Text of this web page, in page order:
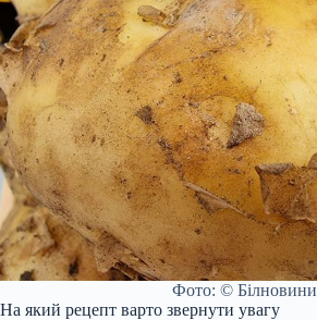
Фото: © Білновини
На який рецепт варто звернути увагу